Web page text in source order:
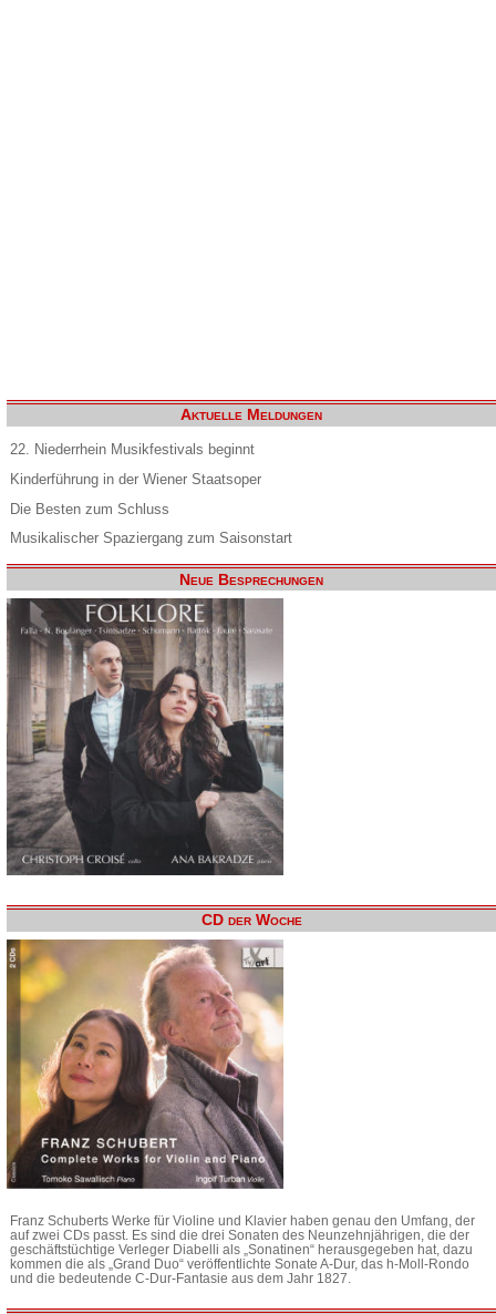
Aktuelle Meldungen
22. Niederrhein Musikfestivals beginnt
Kinderführung in der Wiener Staatsoper
Die Besten zum Schluss
Musikalischer Spaziergang zum Saisonstart
Neue Besprechungen
CD der Woche
Franz Schuberts Werke für Violine und Klavier haben genau den Umfang, der
auf zwei CDs passt. Es sind die drei Sonaten des Neunzehnjährigen, die der
geschäftstüchtige Verleger Diabelli als „Sonatinen“ herausgegeben hat, dazu
kommen die als „Grand Duo“ veröffentlichte Sonate A-Dur, das h-Moll-Rondo
und die bedeutende C-Dur-Fantasie aus dem Jahr 1827.